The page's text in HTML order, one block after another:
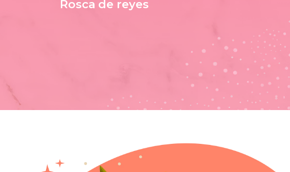
Rosca de reyes